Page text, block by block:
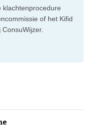
klachtenprocedure
of het Kifid